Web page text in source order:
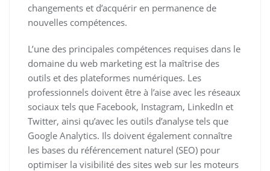
changements et d’acquérir en permanence de
nouvelles compétences.
L’une des principales compétences requises dans le
domaine du web marketing est la maîtrise des
outils et des plateformes numériques. Les
professionnels doivent être à l’aise avec les réseaux
sociaux tels que Facebook, Instagram, LinkedIn et
Twitter, ainsi qu’avec les outils d’analyse tels que
Google Analytics. Ils doivent également connaître
les bases du référencement naturel (SEO) pour
optimiser la visibilité des sites web sur les moteurs